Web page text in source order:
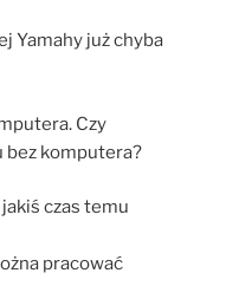
Yamahy już chyba
Czy
bez komputera?
czas temu
pracować